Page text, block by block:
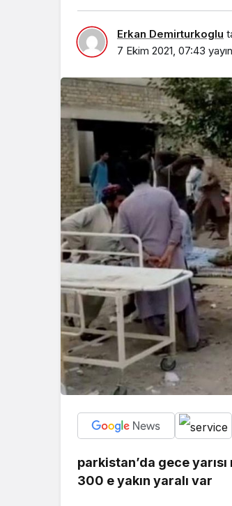
Erkan Demirturkoglu
7 Ekim 2021, 07:43
parkistan’da gece
300 e yakın yaralı var